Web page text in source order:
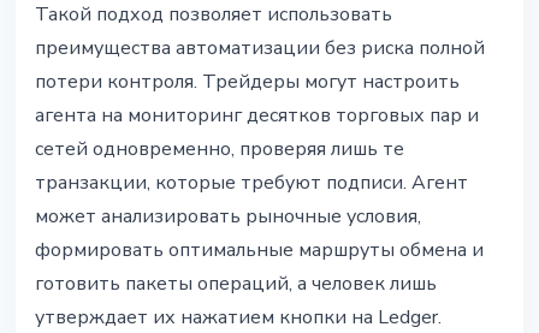
Такой подход позволяет использовать
преимущества автоматизации без риска полной
потери контроля. Трейдеры могут настроить
агента на мониторинг десятков торговых пар и
сетей одновременно, проверяя лишь те
транзакции, которые требуют подписи. Агент
может анализировать рыночные условия,
формировать оптимальные маршруты обмена и
готовить пакеты операций, а человек лишь
утверждает их нажатием кнопки на Ledger.